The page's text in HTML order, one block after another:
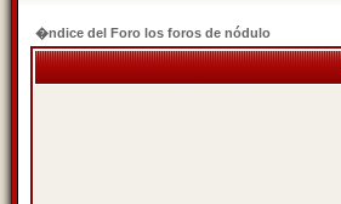
�ndice del Foro los foros de nódulo